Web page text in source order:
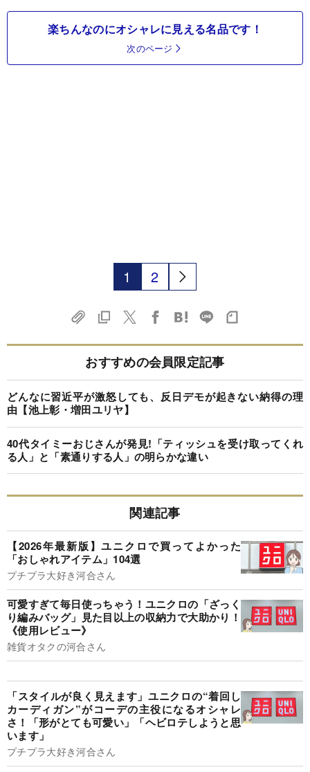
楽ちんなのにオシャレに見える名品です！
次のページ
1 2
おすすめの会員限定記事
どんなに習近平が激怒しても、反日デモが起きない納得の理
由【池上彰・増田ユリヤ】
40代タイミーおじさんが発見!「ティッシュを受け取ってくれ
る人」と「素通りする人」の明らかな違い
関連記事
【2026年最新版】ユニクロで買ってよかった
「おしゃれアイテム」104選
プチプラ大好き河合さん
可愛すぎて毎日使っちゃう！ユニクロの「ざっく
り編みバッグ」見た目以上の収納力で大助かり！
《使用レビュー》
雑貨オタクの河合さん
「スタイルが良く見えます」ユニクロの“着回し
カーディガン”がコーデの主役になるオシャレ
さ！「形がとても可愛い」「ヘビロテしようと思
います」
プチプラ大好き河合さん